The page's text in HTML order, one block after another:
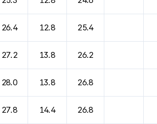
26.4 12.8 25.4
27.2 13.8 26.2
28.0 13.8 26.8
27.8 14.4 26.8